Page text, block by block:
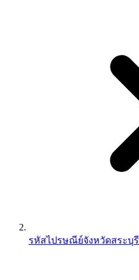
รหัสไปรษณีย์จังหวัดสระบุรี